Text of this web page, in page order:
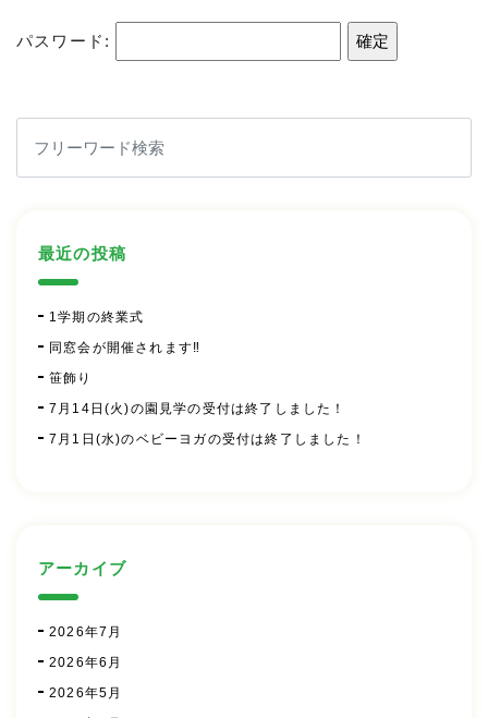
パスワード:
最近の投稿
1学期の終業式
同窓会が開催されます‼
笹飾り
7月14日(火)の園見学の受付は終了しました！
7月1日(水)のベビーヨガの受付は終了しました！
アーカイブ
2026年7月
2026年6月
2026年5月